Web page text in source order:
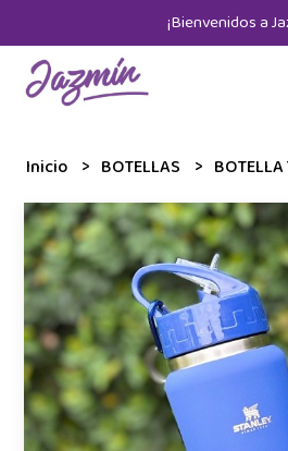
¡Bienvenidos a
Inicio BOTELLAS